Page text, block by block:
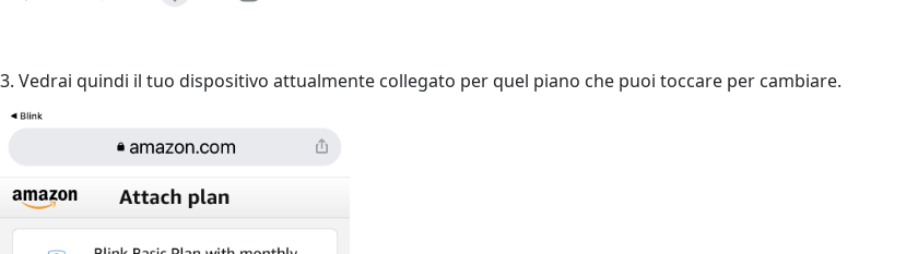
3. Vedrai quindi il tuo dispositivo attualmente collegato per quel piano che puoi toccare per cambiare.